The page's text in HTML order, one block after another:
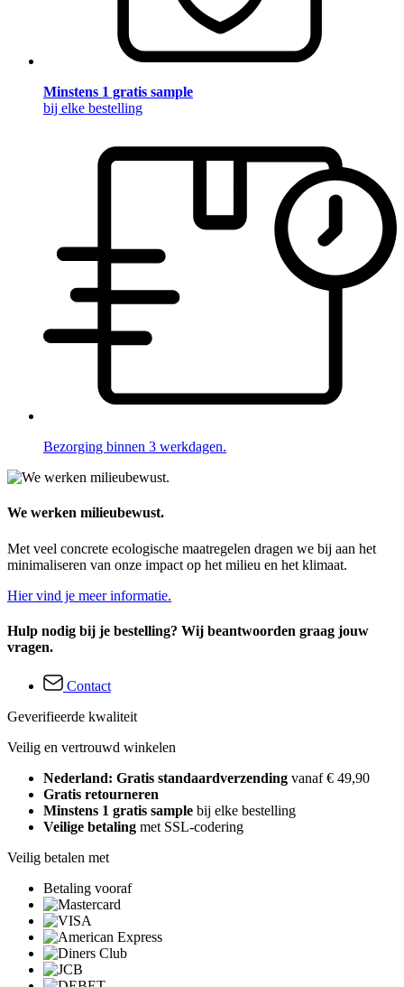
Minstens 1 gratis sample
bij elke bestelling
Bezorging binnen 3 werkdagen.
We werken milieubewust.
Met veel concrete ecologische maatregelen dragen we bij aan het
minimaliseren van onze impact op het milieu en het klimaat.
Hier vind je meer informatie.
Hulp nodig bij je bestelling? Wij beantwoorden graag jouw
vragen.
Contact
Geverifieerde kwaliteit
Veilig en vertrouwd winkelen
Nederland: Gratis standaardverzending vanaf € 49,90
Gratis retourneren
Minstens 1 gratis sample bij elke bestelling
Veilige betaling met SSL-codering
Veilig betalen met
Betaling vooraf